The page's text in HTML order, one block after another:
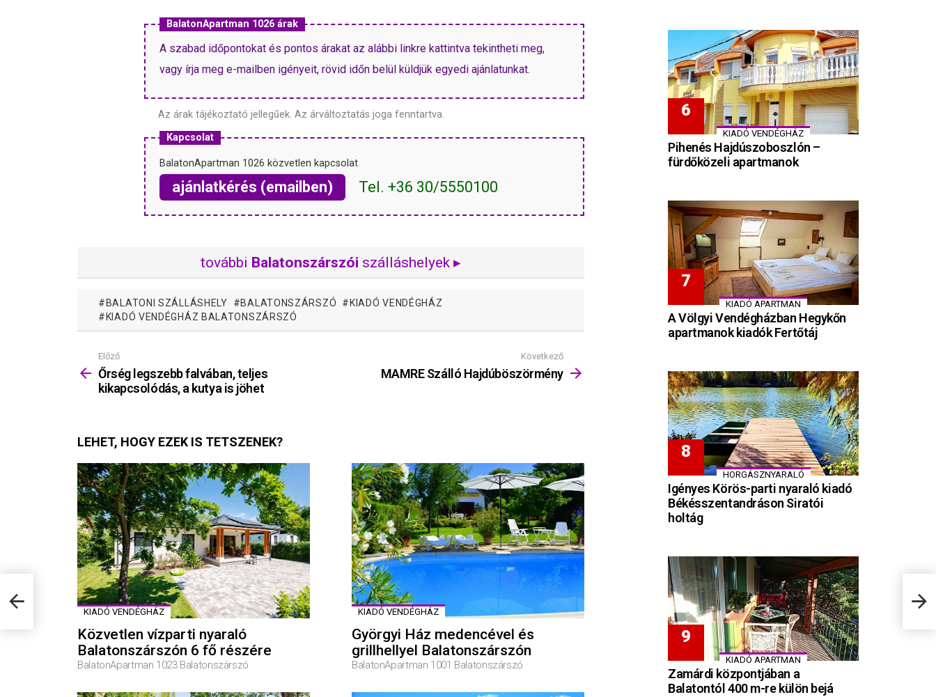
BalatonApartman 1026 árak
A szabad időpontokat és pontos árakat az alábbi linkre kattintva tekintheti meg,
vagy írja meg e-mailben igényeit, rövid időn belül küldjük egyedi ajánlatunkat.
Az árak tájékoztató jellegűek. Az árváltoztatás joga fenntartva.
Kapcsolat
BalatonApartman 1026 közvetlen kapcsolat
ajánlatkérés (emailben) Tel. +36 30/5550100
további Balatonszárszói szálláshelyek ▸
BALATONI SZÁLLÁSHELY BALATONSZÁRSZÓ
KIADÓ VENDÉGHÁZ
KIADÓ VENDÉGHÁZ BALATONSZÁRSZÓ
Mutass
többet
Előző
Őrség legszebb falvában, teljes
kikapcsolódás, a kutya is jöhet
Következő
MAMRE Szálló Hajdúböszörmény
LEHET, HOGY EZEK IS TETSZENEK?
KIADÓ VENDÉGHÁZ
Közvetlen vízparti nyaraló
Balatonszárszón 6 fő részére
BalatonApartman 1023 Balatonszárszó
KIADÓ VENDÉGHÁZ
Györgyi Ház medencével és
grillhellyel Balatonszárszón
BalatonApartman 1001 Balatonszárszó
KIADÓ VENDÉGHÁZ
Pihenés Hajdúszoboszlón –
fürdőközeli apartmanok
KIADÓ APARTMAN
A Völgyi Vendégházban Hegykőn
apartmanok kiadók Fertőtáj
HORGÁSZNYARALÓ
Igényes Körös-parti nyaraló kiadó
Békésszentandráson Siratói
holtág
KIADÓ APARTMAN
Zamárdi központjában a
Balatontól 400 m-re külön bejá